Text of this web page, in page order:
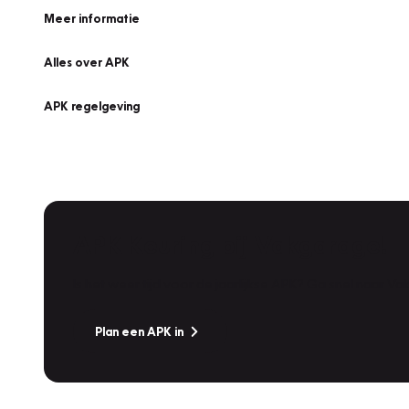
Meer informatie
Alles over APK
APK regelgeving
Plan een APK in